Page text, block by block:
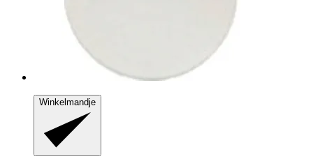
Winkelmandje